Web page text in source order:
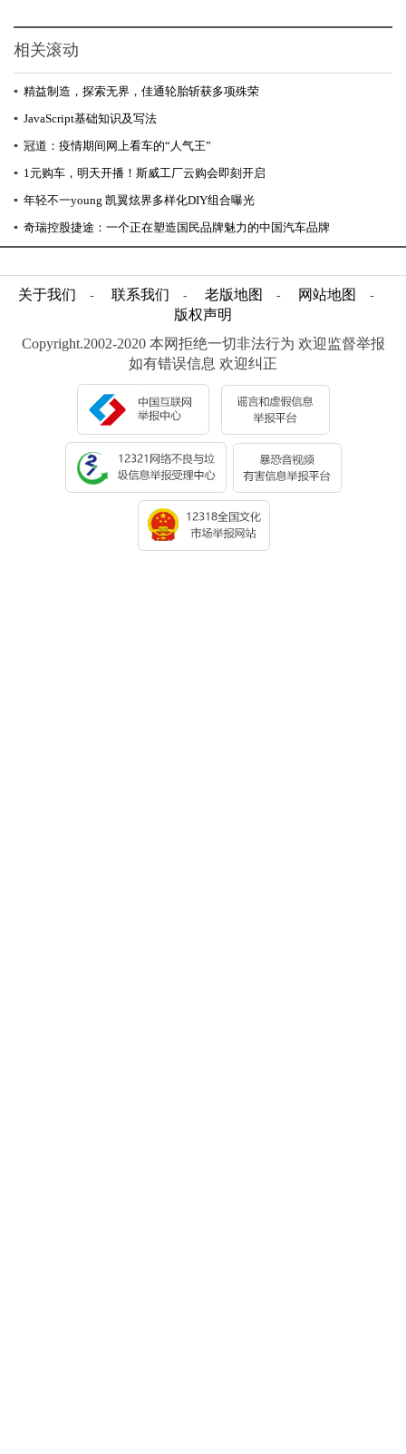
相关滚动
▪ 精益制造，探索无界，佳通轮胎斩获多项殊荣
▪ JavaScript基础知识及写法
▪ 冠道：疫情期间网上看车的“人气王”
▪ 1元购车，明天开播！斯威工厂云购会即刻开启
▪ 年轻不一young 凯翼炫界多样化DIY组合曝光
▪ 奇瑞控股捷途：一个正在塑造国民品牌魅力的中国汽车品牌
关于我们 - 联系我们 - 老版地图 - 网站地图 -
版权声明
Copyright.2002-2020 本网拒绝一切非法行为 欢迎监督举报
如有错误信息 欢迎纠正